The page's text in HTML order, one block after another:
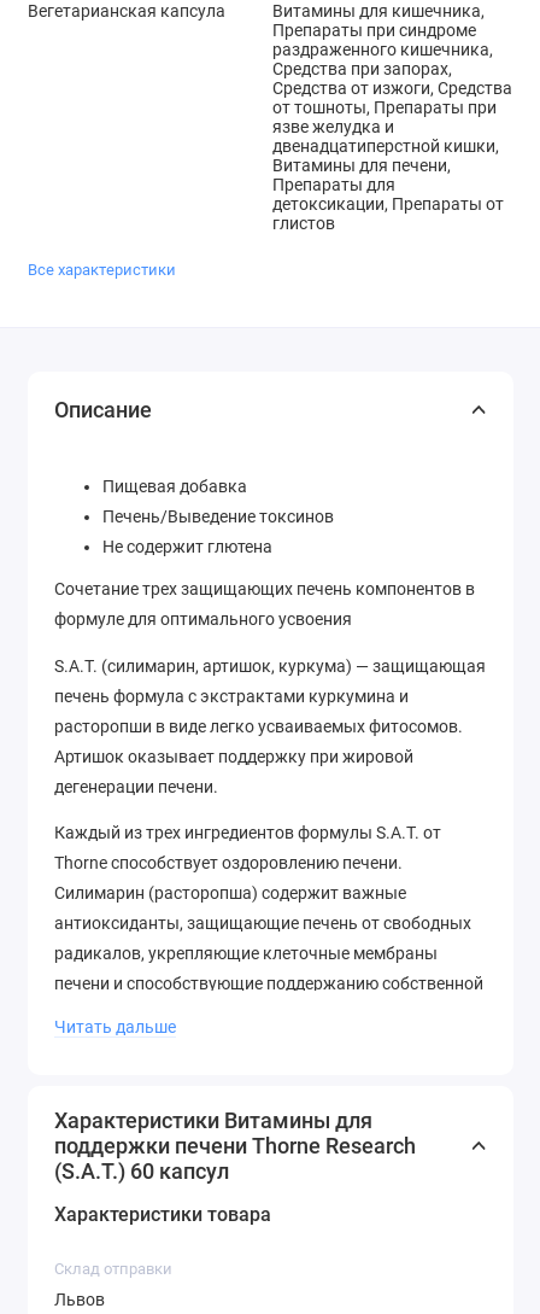
Вегетарианская капсула
Витамины для кишечника,
Препараты при синдроме
раздраженного кишечника,
Средства при запорах,
Средства от изжоги, Средства
от тошноты, Препараты при
язве желудка и
двенадцатиперстной кишки,
Витамины для печени,
Препараты для
детоксикации, Препараты от
глистов
Все характеристики
Описание
Пищевая добавка
Печень/Выведение токсинов
Не содержит глютена
Сочетание трех защищающих печень компонентов в
формуле для оптимального усвоения
S.A.T. (силимарин, артишок, куркума) — защищающая
печень формула с экстрактами куркумина и
расторопши в виде легко усваиваемых фитосомов.
Артишок оказывает поддержку при жировой
дегенерации печени.
Каждый из трех ингредиентов формулы S.A.T. от
Thorne способствует оздоровлению печени.
Силимарин (расторопша) содержит важные
антиоксиданты, защищающие печень от свободных
радикалов, укрепляющие клеточные мембраны
печени и способствующие поддержанию собственной
scolymus) издавна используется для поддержки
поддержки функции печени. Основным действующим
веществом куркумы является куркумин. S.A.T.
соединениях (соответственно, Siliphos и Meriva) для
Читать дальше
Характеристики Витамины для
поддержки печени Thorne Research
(S.A.T.) 60 капсул
Характеристики товара
Склад отправки
Львов